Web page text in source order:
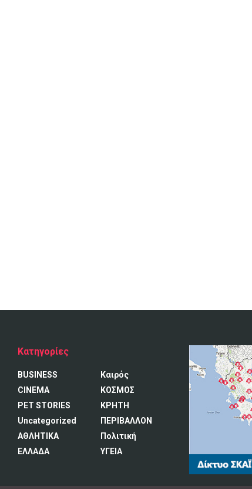
Κατηγορίες
BUSINESS
CINEMA
PET STORIES
Uncategorized
ΑΘΛΗΤΙΚΑ
ΕΛΛΑΔΑ
Καιρός
ΚΟΣΜΟΣ
ΚΡΗΤΗ
ΠΕΡΙΒΑΛΛΟΝ
Πολιτική
ΥΓΕΙΑ